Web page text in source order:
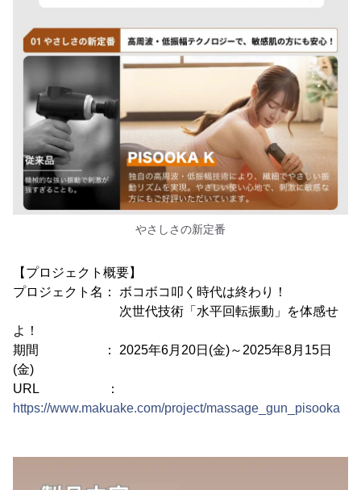
やさしさの新定番
【プロジェクト概要】
プロジェクト名： ボコボコ叩く時代は終わり！
次世代技術「水平回転振動」を体感せ
よ！
期間 ： 2025年6月20日(金)～2025年8月15日
(金)
URL ：
https://www.makuake.com/project/massage_gun_pisooka